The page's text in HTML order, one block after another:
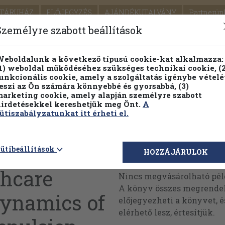
ELŐJEGYZÉS AJÁNDÉKUTALVÁNY
SEGÍTSÉG
PILLANATNYI ÁRAINK FENNTARTHATÓ
Részletes kereső Témaköri fa
of
of
Megvásárolható
Nincs megvásárolható
A könyv összes
előjegyezheti a könyvet,
elérhető lesz, értesítjük.
szabott beállítások
a következő típusú cookie-kat alkalmazza:
weboldal működéséhez szükséges technikai cookie,
cookie, amely a szolgáltatás igénybe
az Ön számára könnyebbé és gyorsabbá, (3)
cookie, amely alapján személyre szabott
kereshetjük meg Önt. A
itt érheti el.
HOZZÁJÁRULOK